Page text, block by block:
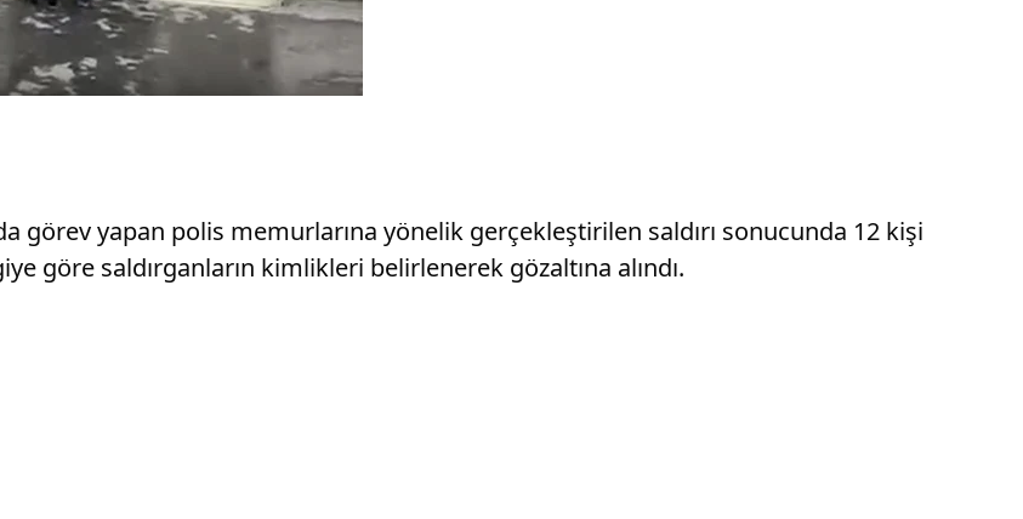
görev yapan polis memurlarına yönelik gerçekleştirilen saldırı sonucunda 12 kişi
göre saldırganların kimlikleri belirlenerek gözaltına alındı.